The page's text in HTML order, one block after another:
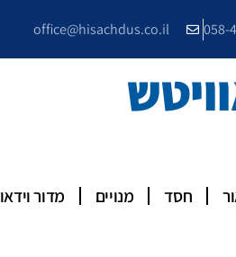
058-
office@hisachdus.co.il
חסד מנויים מדור וידאו